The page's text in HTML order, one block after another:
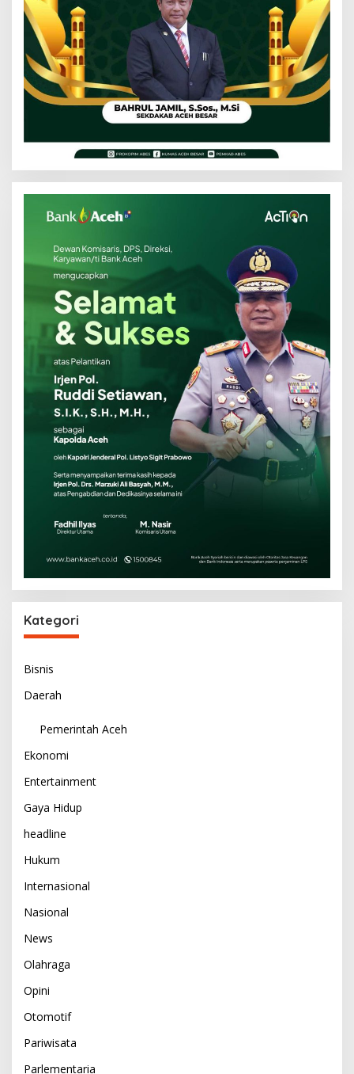
Kategori
Bisnis
Daerah
Pemerintah Aceh
Ekonomi
Entertainment
Gaya Hidup
headline
Hukum
Internasional
Nasional
News
Olahraga
Opini
Otomotif
Pariwisata
Parlementaria